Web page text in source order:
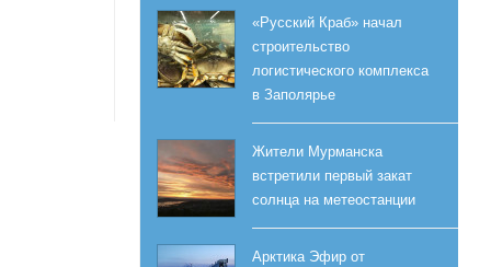
«Русский Краб» начал
строительство
логистического комплекса
в Заполярье
Жители Мурманска
встретили первый закат
солнца на метеостанции
Арктика Эфир от